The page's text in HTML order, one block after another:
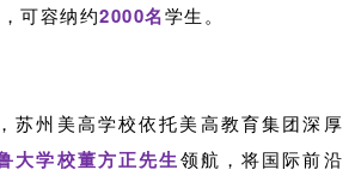
可容纳约2000名学生。
苏州美高学校依托美高教育集团深厚
大学校董方正先生领航，将国际前沿